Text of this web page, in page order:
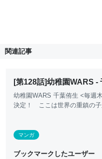
関連記事
[第128話]幼稚園WARS -
幼稚園WARS 千葉侑生 <毎週
決定！ ここは世界の重鎮の
マンガ
ブックマークしたユーザー